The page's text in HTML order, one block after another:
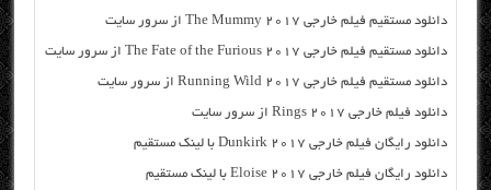
دانلود مستقیم فیلم خارجی The Mummy 2017 از سرور سایت
دانلود مستقیم فیلم خارجی The Fate of the Furious 2017 از سرور سایت
دانلود مستقیم فیلم خارجی Running Wild 2017 از سرور سایت
دانلود فیلم خارجی Rings 2017 از سرور سایت
دانلود رایگان فیلم خارجی Dunkirk 2017 با لینک مستقیم
دانلود رایگان فیلم خارجی Eloise 2017 با لینک مستقیم